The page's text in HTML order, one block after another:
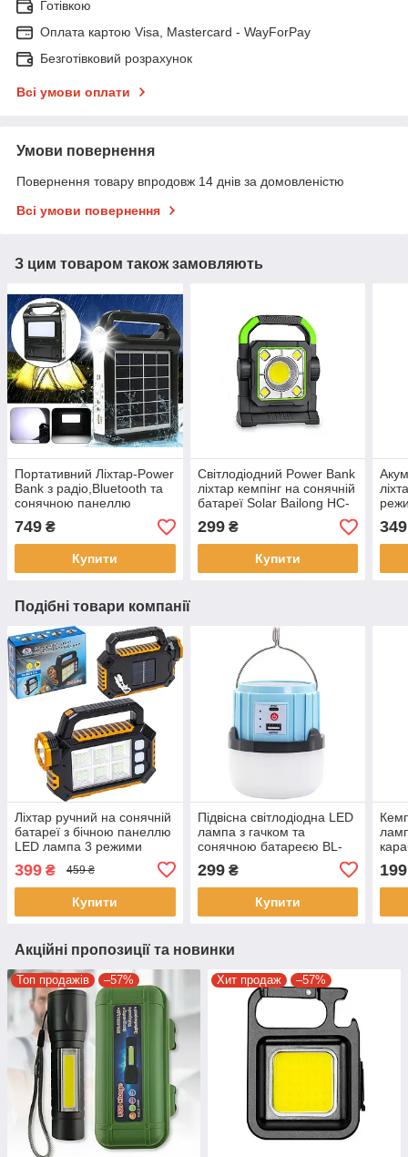
Готівкою
Оплата картою Visa, Mastercard - WayForPay
Безготівковий розрахунок
Всі умови оплати
Умови повернення
Повернення товару впродовж 14 днів за домовленістю
Всі умови повернення
З цим товаром також замовляють
Портативний Ліхтар-Power
Bank з радіо,Bluetooth та
сонячною панеллю
749 ₴
Купити
Світлодіодний Power Bank
ліхтар кемпінг на сонячній
батареї Solar Bailong HC-
299₴
Купити
349
Подібні товари компанії
Ліхтар ручний на сонячній
батареї з бічною панеллю
LED лампа 3 режими
освітлення HS-8029-1-A
399 ₴ 459 ₴
Купити
Підвісна світлодіодна LED
лампа з гачком та
сонячною батареєю BL-
акумуляторний ліхтар
299₴
Купити
199
Акційні пропозиції та новинки
Топ продажів –57% Хит продаж –57%